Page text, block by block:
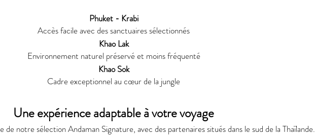
Phuket - Krabi
Accès facile avec des sanctuaires sélectionnés
Khao Lak
Environnement naturel préservé et moins fréquenté
Khao Sok
Cadre exceptionnel au cœur de la jungle
Une expérience adaptable à votre voyage
notre sélection Andaman Signature, avec des partenaires situés dans le sud de la Thaïlande.